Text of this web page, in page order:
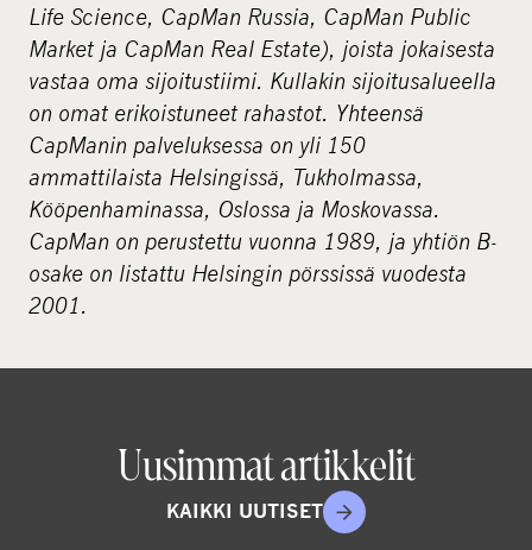
Life Science, CapMan Russia, CapMan Public
Market ja CapMan Real Estate), joista jokaisesta
vastaa oma sijoitustiimi. Kullakin sijoitusalueella
on omat erikoistuneet rahastot. Yhteensä
CapManin palveluksessa on yli 150
ammattilaista Helsingissä, Tukholmassa,
Kööpenhaminassa, Oslossa ja Moskovassa.
CapMan on perustettu vuonna 1989, ja yhtiön B-
osake on listattu Helsingin pörssissä vuodesta
2001.
Uusimmat artikkelit
KAIKKI UUTISET